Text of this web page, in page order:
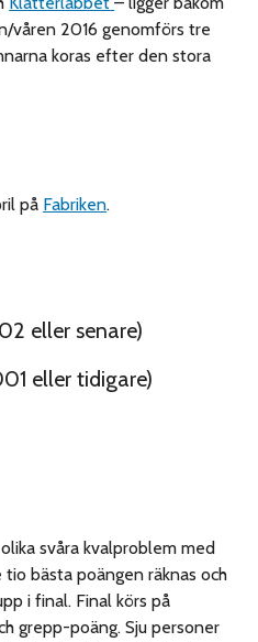
våren 2016 genomförs tre
koras efter den stora
på Fabriken.
eller senare)
eller tidigare)
svåra kvalproblem med
bästa poängen räknas och
i final. Final körs på
grepp-poäng. Sju personer